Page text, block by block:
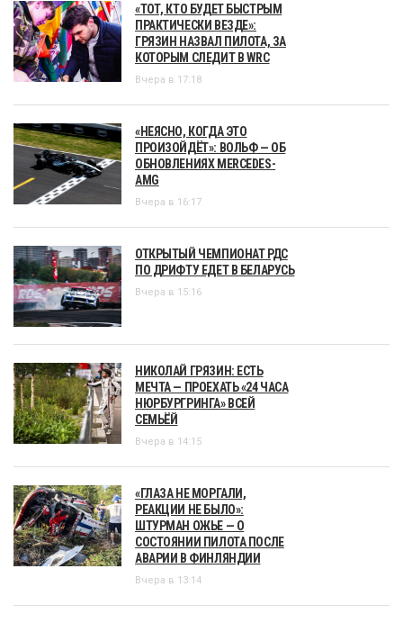
«ТОТ, КТО БУДЕТ БЫСТРЫМ
ПРАКТИЧЕСКИ ВЕЗДЕ»:
ГРЯЗИН НАЗВАЛ ПИЛОТА, ЗА
КОТОРЫМ СЛЕДИТ В WRC
Вчера в 17:18
«НЕЯСНО, КОГДА ЭТО
ПРОИЗОЙДЁТ»: ВОЛЬФ — ОБ
ОБНОВЛЕНИЯХ MERCEDES-
AMG
Вчера в 16:17
ОТКРЫТЫЙ ЧЕМПИОНАТ РДС
ПО ДРИФТУ ЕДЕТ В БЕЛАРУСЬ
Вчера в 15:16
НИКОЛАЙ ГРЯЗИН: ЕСТЬ
МЕЧТА — ПРОЕХАТЬ «24 ЧАСА
НЮРБУРГРИНГА» ВСЕЙ
СЕМЬЁЙ
Вчера в 14:15
«ГЛАЗА НЕ МОРГАЛИ,
РЕАКЦИИ НЕ БЫЛО»:
ШТУРМАН ОЖЬЕ — О
СОСТОЯНИИ ПИЛОТА ПОСЛЕ
АВАРИИ В ФИНЛЯНДИИ
Вчера в 13:14